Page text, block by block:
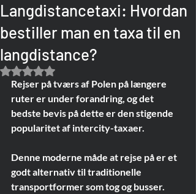
Langdistancetaxi: Hvordan
bestiller man en taxa til en
langdistance?
Bedømt til NaN ud af 5 stjerner.
Rejser på tværs af Polen på længere
ruter er under forandring, og det
bedste bevis på dette er den stigende
popularitet af intercity-taxaer.
Denne moderne måde at rejse på er et
godt alternativ til traditionelle
transportformer som tog og busser.